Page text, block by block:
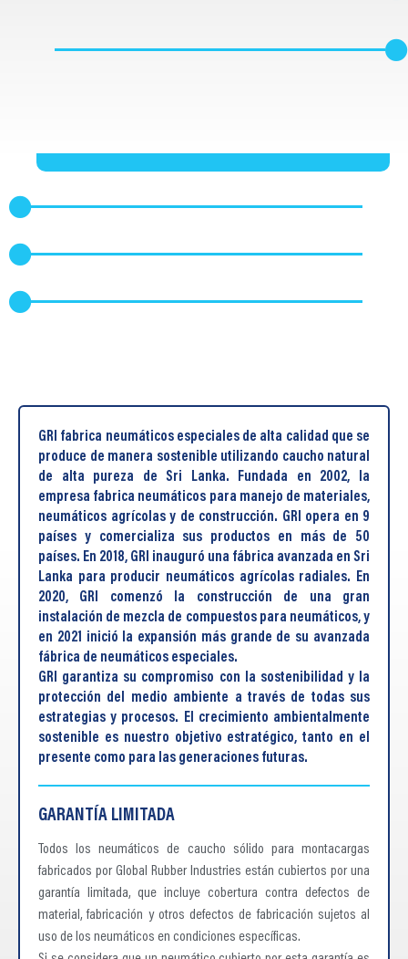
GRI fabrica neumáticos especiales de alta calidad que se
produce de manera sostenible utilizando caucho natural
de alta pureza de Sri Lanka. Fundada en 2002, la
empresa fabrica neumáticos para manejo de materiales,
neumáticos agrícolas y de construcción. GRI opera en 9
países y comercializa sus productos en más de 50
países. En 2018, GRI inauguró una fábrica avanzada en Sri
Lanka para producir neumáticos agrícolas radiales. En
2020, GRI comenzó la construcción de una gran
instalación de mezcla de compuestos para neumáticos, y
en 2021 inició la expansión más grande de su avanzada
fábrica de neumáticos especiales.
GRI garantiza su compromiso con la sostenibilidad y la
protección del medio ambiente a través de todas sus
estrategias y procesos. El crecimiento ambientalmente
sostenible es nuestro objetivo estratégico, tanto en el
presente como para las generaciones futuras.
GARANTÍA LIMITADA
Todos los neumáticos de caucho sólido para montacargas
fabricados por Global Rubber Industries están cubiertos por una
garantía limitada, que incluye cobertura contra defectos de
material, fabricación y otros defectos de fabricación sujetos al
uso de los neumáticos en condiciones específicas.